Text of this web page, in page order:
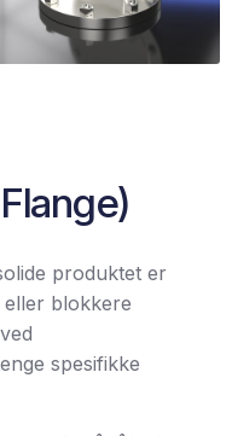
produktet er
blokkere
spesifikke